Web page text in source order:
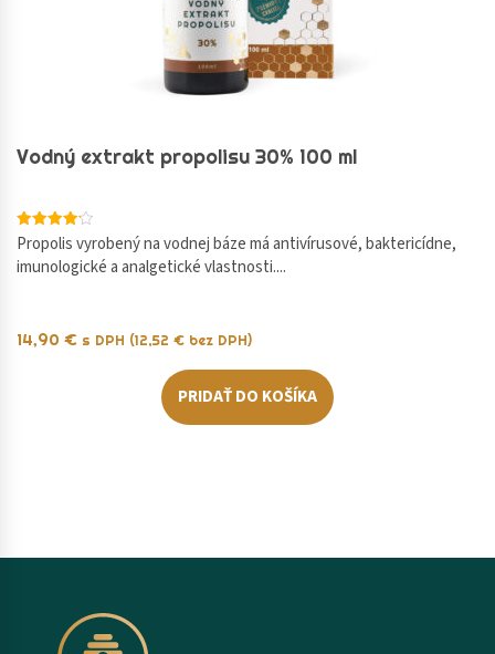
Vodný extrakt propolisu 30% 100 ml
Hodnotenie
4.20
z 5
Propolis vyrobený na vodnej báze má antivírusové, baktericídne,
imunologické a analgetické vlastnosti....
14,90 € s DPH (12,52 € bez DPH)
PRIDAŤ DO KOŠÍKA